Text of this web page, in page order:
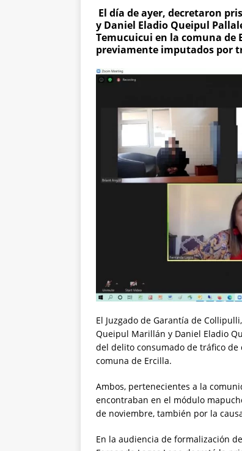
El día de ayer, decretaron
y Daniel Eladio Queipul
Temucuicui en la comuna de
previamente imputados por
El Juzgado de Garantía de
Queipul Marillán y Daniel Eladio
del delito consumado de tráfico
comuna de Ercilla.
Ambos, pertenecientes a la
encontraban en el módulo
de noviembre, también por la
En la audiencia de formalización